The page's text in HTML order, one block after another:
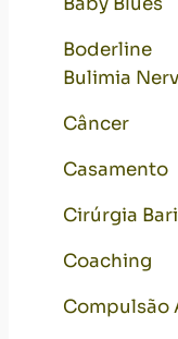
Boderline
Bulimia
Câncer
Casamento
Cirúrgia
Coaching
Compulsão